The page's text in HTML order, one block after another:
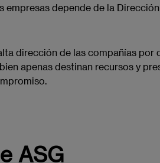
empresas depende de la
dirección de las compañías por
apenas destinan recursos y
ASG